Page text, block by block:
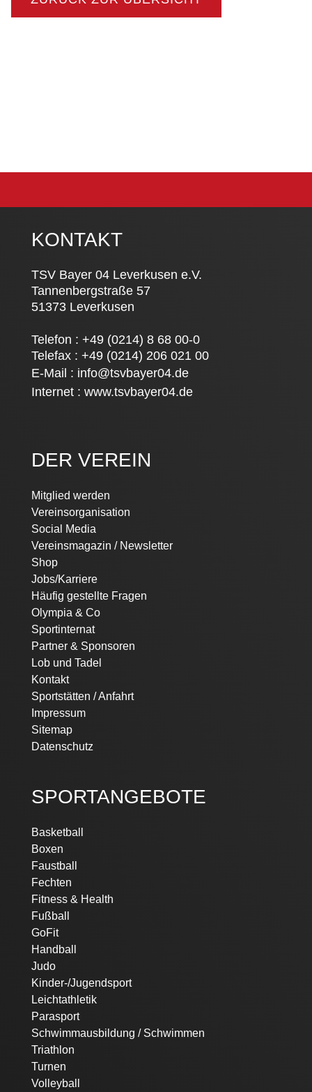
KONTAKT
TSV Bayer 04 Leverkusen e.V.
Tannenbergstraße 57
51373 Leverkusen
Telefon : +49 (0214) 8 68 00-0
Telefax : +49 (0214) 206 021 00
E-Mail : info@tsvbayer04.de
Internet : www.tsvbayer04.de
DER VEREIN
Navigation
überspringen
Mitglied werden
Vereinsorganisation
Social Media
Vereinsmagazin / Newsletter
Shop
Jobs/Karriere
Häufig gestellte Fragen
Olympia & Co
Sportinternat
Partner & Sponsoren
Lob und Tadel
Kontakt
Sportstätten / Anfahrt
Impressum
Sitemap
Datenschutz
SPORTANGEBOTE
Navigation
überspringen
Basketball
Boxen
Faustball
Fechten
Fitness & Health
Fußball
GoFit
Handball
Judo
Kinder-/Jugendsport
Leichtathletik
Parasport
Schwimmausbildung / Schwimmen
Triathlon
Turnen
Volleyball